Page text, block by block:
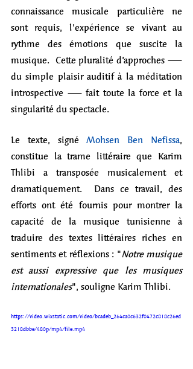
connaissance musicale particulière ne
sont requis, l’expérience se vivant au
rythme des émotions que suscite la
musique.  Cette pluralité d’approches —
du simple plaisir auditif à la méditation
introspective — fait toute la force et la
singularité du spectacle.
Le texte, signé Mohsen Ben Nefissa,
constitue la trame littéraire que Karim
Thlibi a transposée musicalement et
dramatiquement.  Dans ce travail, des
efforts ont été fournis pour montrer la
capacité de la musique tunisienne à
traduire des textes littéraires riches en
sentiments et réflexions : "Notre musique
est aussi expressive que les musiques
internationales", souligne Karim Thlibi.
https://video.wixstatic.com/video/bcadeb_264ca0c632f0472c818c26ed
3218dbbe/480p/mp4/file.mp4